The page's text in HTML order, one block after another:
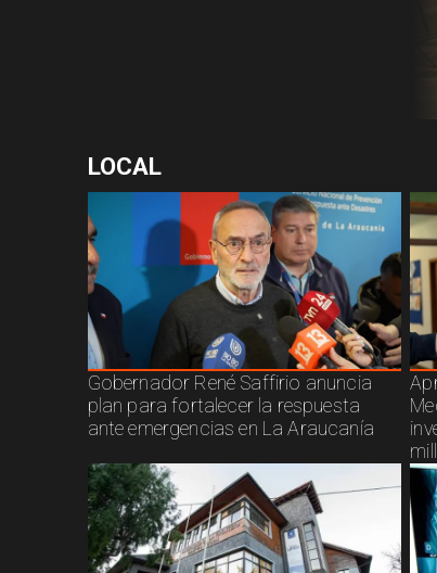
LOCAL
Gobernador René Saffirio anuncia
plan para fortalecer la respuesta
ante emergencias en La Araucanía